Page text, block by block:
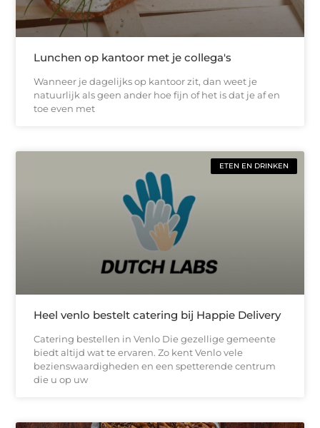
Lunchen op kantoor met je collega's
Wanneer je dagelijks op kantoor zit, dan weet je
natuurlijk als geen ander hoe fijn of het is dat je af en
toe even met
ETEN EN DRINKEN
Heel venlo bestelt catering bij Happie Delivery
Catering bestellen in Venlo Die gezellige gemeente
biedt altijd wat te ervaren. Zo kent Venlo vele
bezienswaardigheden en een spetterende centrum
die u op uw